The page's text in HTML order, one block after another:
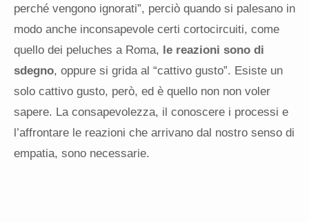
perché vengono ignorati”, perciò quando si palesano in
modo anche inconsapevole certi cortocircuiti, come
quello dei peluches a Roma, le reazioni sono di
sdegno, oppure si grida al “cattivo gusto”. Esiste un
solo cattivo gusto, però, ed è quello non non voler
sapere. La consapevolezza, il conoscere i processi e
l’affrontare le reazioni che arrivano dal nostro senso di
empatia, sono necessarie.